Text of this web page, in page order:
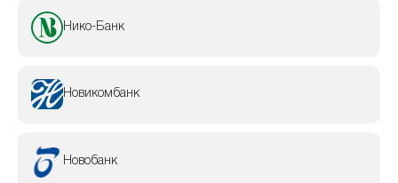
Нико-Банк
Новикомбанк
Новобанк